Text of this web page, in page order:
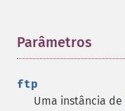
Parâmetros
ftp
Uma instância de